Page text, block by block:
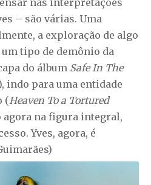
– são várias. Uma
a exploração de algo
tipo de demônio da
do álbum Safe In The
indo para uma entidade
(Heaven To a Tortured
agora na figura integral,
Yves, agora, é